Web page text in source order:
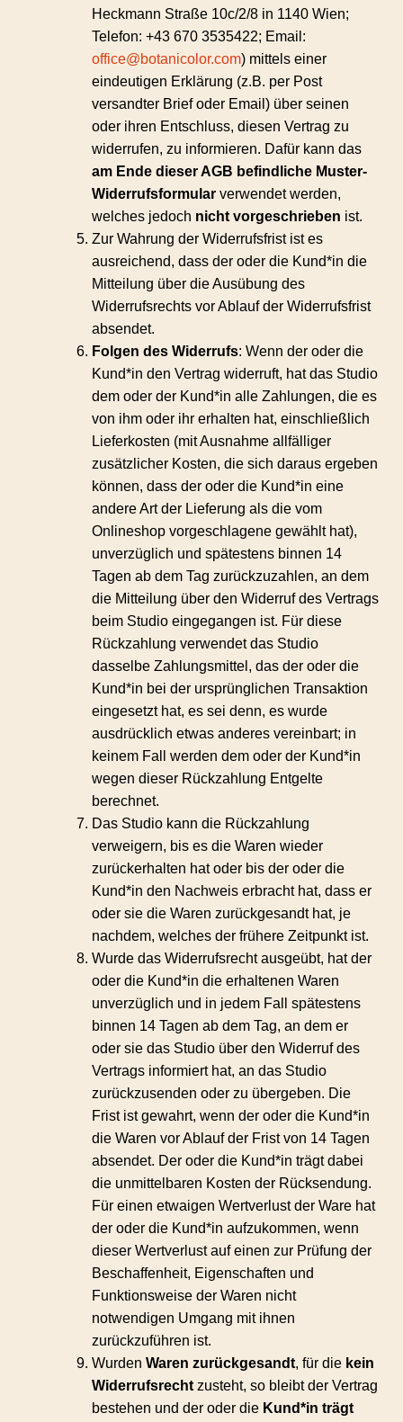
Heckmann Straße 10c/2/8 in 1140 Wien;
Telefon:+43 670 3535422; Email:
office@botanicolor.com) mittels einer
eindeutigen Erklärung (z.B. per Post
versandter Brief oder Email) über seinen
oder ihren Entschluss, diesen Vertrag zu
widerrufen, zu informieren. Dafür kann das
am Ende dieser AGB befindliche Muster-
Widerrufsformular verwendet werden,
welches jedoch nicht vorgeschrieben ist.
Zur Wahrung der Widerrufsfrist ist es
ausreichend, dass der oder die Kund*in die
Mitteilung über die Ausübung des
Widerrufsrechts vor Ablauf der Widerrufsfrist
absendet.
Folgen des Widerrufs: Wenn der oder die
Kund*in den Vertrag widerruft, hat das Studio
dem oder der Kund*in alle Zahlungen, die es
von ihm oder ihr erhalten hat, einschließlich
Lieferkosten (mit Ausnahme allfälliger
zusätzlicher Kosten, die sich daraus ergeben
können, dass der oder die Kund*in eine
andere Art der Lieferung als die vom
Onlineshop vorgeschlagene gewählt hat),
unverzüglich und spätestens binnen 14
Tagen ab dem Tag zurückzuzahlen, an dem
die Mitteilung über den Widerruf des Vertrags
beim Studio eingegangen ist. Für diese
Rückzahlung verwendet das Studio
dasselbe Zahlungsmittel, das der oder die
Kund*in bei der ursprünglichen Transaktion
eingesetzt hat, es sei denn, es wurde
ausdrücklich etwas anderes vereinbart; in
keinem Fall werden dem oder der Kund*in
wegen dieser Rückzahlung Entgelte
berechnet.
Das Studio kann die Rückzahlung
verweigern, bis es die Waren wieder
zurückerhalten hat oder bis der oder die
Kund*in den Nachweis erbracht hat, dass er
oder sie die Waren zurückgesandt hat, je
nachdem, welches der frühere Zeitpunkt ist.
Wurde das Widerrufsrecht ausgeübt, hat der
oder die Kund*in die erhaltenen Waren
unverzüglich und in jedem Fall spätestens
binnen 14 Tagen ab dem Tag, an dem er
oder sie das Studio über den Widerruf des
Vertrags informiert hat, an das Studio
zurückzusenden oder zu übergeben. Die
Frist ist gewahrt, wenn der oder die Kund*in
die Waren vor Ablauf der Frist von 14 Tagen
absendet. Der oder die Kund*in trägt dabei
die unmittelbaren Kosten der Rücksendung.
Für einen etwaigen Wertverlust der Ware hat
der oder die Kund*in aufzukommen, wenn
dieser Wertverlust auf einen zur Prüfung der
Beschaffenheit, Eigenschaften und
Funktionsweise der Waren nicht
notwendigen Umgang mit ihnen
zurückzuführen ist.
WurdenWaren zurückgesandt, für die kein
Widerrufsrecht zusteht, so bleibt der Vertrag
bestehen und der oder die Kund*in trägt